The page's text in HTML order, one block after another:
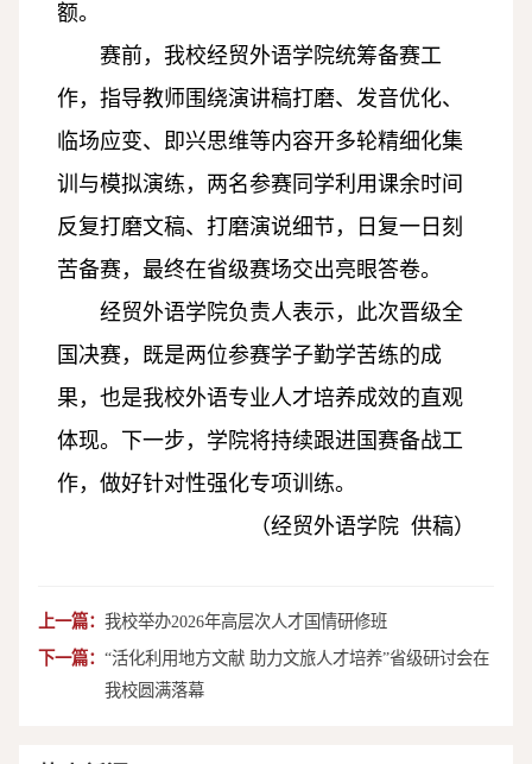
额。
赛前，我校经贸外语学院统筹备赛工
作，指导教师围绕演讲稿打磨、发音优化、
临场应变、即兴思维等内容开多轮精细化集
训与模拟演练，两名参赛同学利用课余时间
反复打磨文稿、打磨演说细节，日复一日刻
苦备赛，最终在省级赛场交出亮眼答卷。
经贸外语学院负责人表示，此次晋级全
国决赛，既是两位参赛学子勤学苦练的成
果，也是我校外语专业人才培养成效的直观
体现。下一步，学院将持续跟进国赛备战工
作，做好针对性强化专项训练。
（经贸外语学院 供稿）
上一篇： 我校举办2026年高层次人才国情研修班
下一篇： “活化利用地方文献 助力文旅人才培养”省级研讨会在
我校圆满落幕